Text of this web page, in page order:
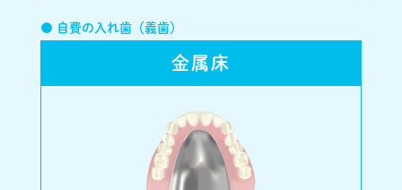
● 自費の入れ歯（義歯）
金属床